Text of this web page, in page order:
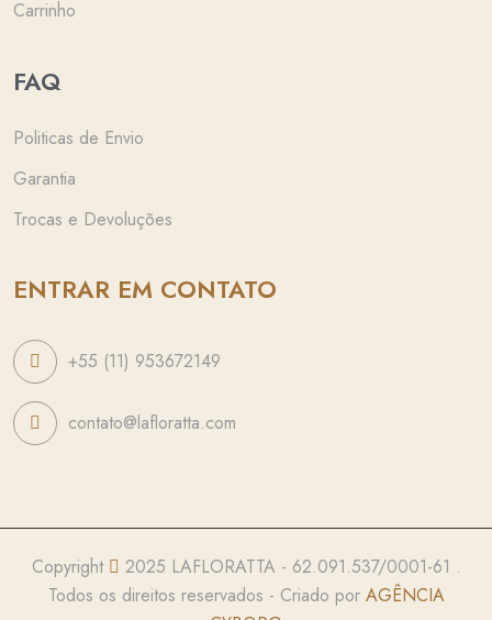
Carrinho
FAQ
Politicas de Envio
Garantia
Trocas e Devoluções
ENTRAR EM CONTATO
+55 (11) 953672149
contato@lafloratta.com
Copyright
2025 LAFLORATTA - 62.091.537/0001-61 .
Todos os direitos reservados - Criado por AGÊNCIA